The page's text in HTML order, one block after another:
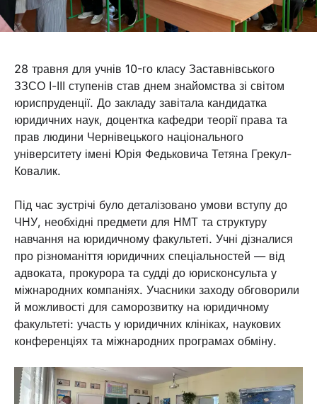
28 травня для учнів 10-го класу Заставнівського
ЗЗСО І-ІІІ ступенів став днем знайомства зі світом
юриспруденції. До закладу завітала кандидатка
юридичних наук, доцентка кафедри теорії права та
прав людини Чернівецького національного
університету імені Юрія Федьковича Тетяна Грекул-
Ковалик.
Під час зустрічі було деталізовано умови вступу до
ЧНУ, необхідні предмети для НМТ та структуру
навчання на юридичному факультеті. Учні дізналися
про різноманіття юридичних спеціальностей — від
адвоката, прокурора та судді до юрисконсульта у
міжнародних компаніях. Учасники заходу обговорили
й можливості для саморозвитку на юридичному
факультеті: участь у юридичних клініках, наукових
конференціях та міжнародних програмах обміну.